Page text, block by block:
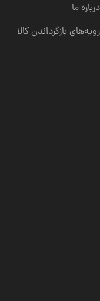
درباره ما
رویه‌های بازگرداندن کالا